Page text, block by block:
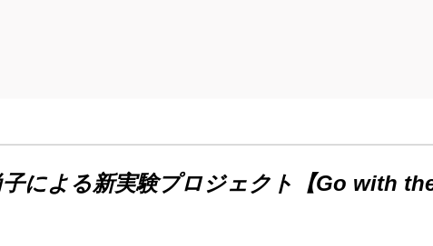
による新実験プロジェクト【Go with